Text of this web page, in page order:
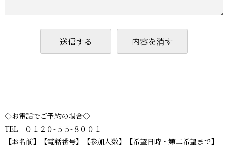
送信する 内容を消す
◇お電話でご予約の場合◇
TEL ０１２０-５５-８００１
【お名前】【電話番号】【参加人数】【希望日時・第二希望まで】